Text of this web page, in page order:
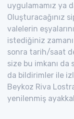
uygulamamız ya
Oluşturacağınız
valelerin
istediğiniz
sonra tarih/saat
size bu imkanı da
da bildirimler ile
Beykoz Riva
yenilenmiş